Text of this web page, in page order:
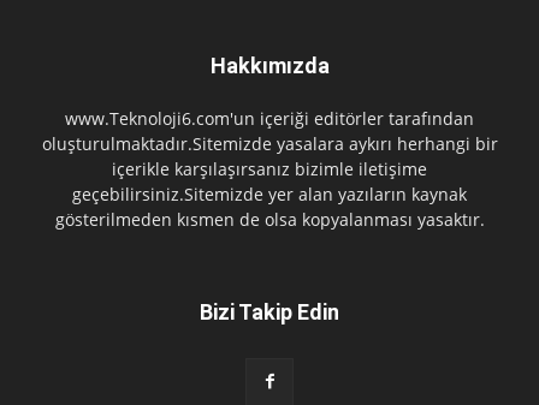
Hakkımızda
www.Teknoloji6.com'un içeriği editörler tarafından
oluşturulmaktadır.Sitemizde yasalara aykırı herhangi bir
içerikle karşılaşırsanız bizimle iletişime
geçebilirsiniz.Sitemizde yer alan yazıların kaynak
gösterilmeden kısmen de olsa kopyalanması yasaktır.
Bizi Takip Edin